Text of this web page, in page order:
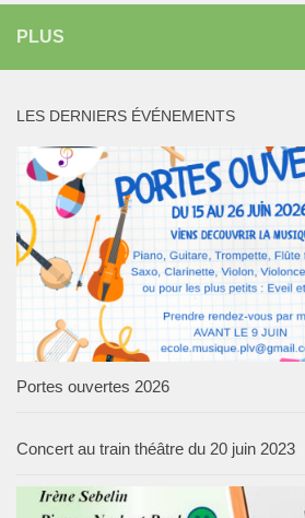
PLUS
LES DERNIERS ÉVÉNEMENTS
Portes ouvertes 2026
Concert au train théâtre du 20 juin 2023